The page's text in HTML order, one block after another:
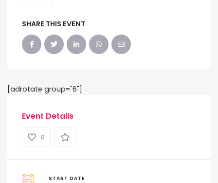
SHARE THIS EVENT
[adrotate group="6"]
Event Details
0
START DATE